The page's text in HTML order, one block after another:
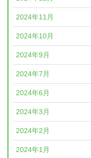
2024年11月
2024年10月
2024年9月
2024年7月
2024年6月
2024年3月
2024年2月
2024年1月